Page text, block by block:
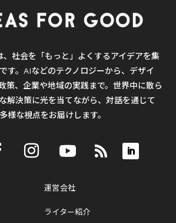
、社会を「もっと」よくするアイデアを集
す。AIなどのテクノロジーから、デザイ
策、企業や地域の実践まで。世界中に散ら
解決策に光を当てながら、対話を通じて
様な視点をお届けします。
運営会社
ライター紹介